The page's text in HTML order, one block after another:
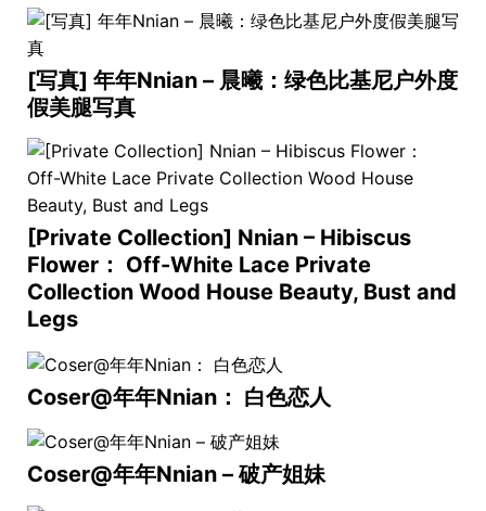
[写真] 年年Nnian – 晨曦：绿色比基尼户外度
假美腿写真
[Private Collection] Nnian – Hibiscus
Flower： Off-White Lace Private
Collection Wood House Beauty, Bust and
Legs
Coser@年年Nnian： 白色恋人
Coser@年年Nnian – 破产姐妹